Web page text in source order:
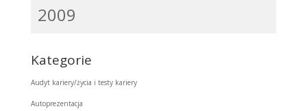
2009
Kategorie
Audyt kariery/życia i testy kariery
Autoprezentacja